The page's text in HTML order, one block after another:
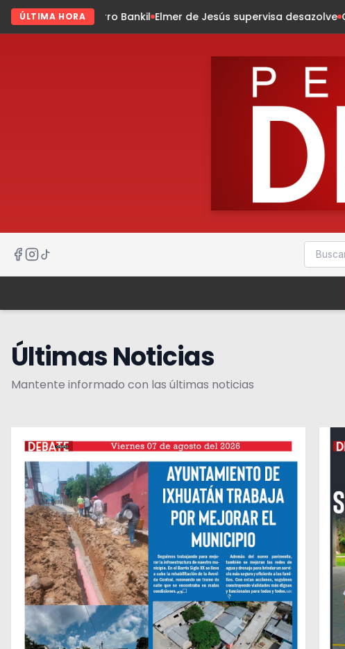
ÚLTIMA HORA
Elmer de Jesús supervisa desazolve Gran Jornada
Últimas Noticias
Mantente informado con las últimas noticias